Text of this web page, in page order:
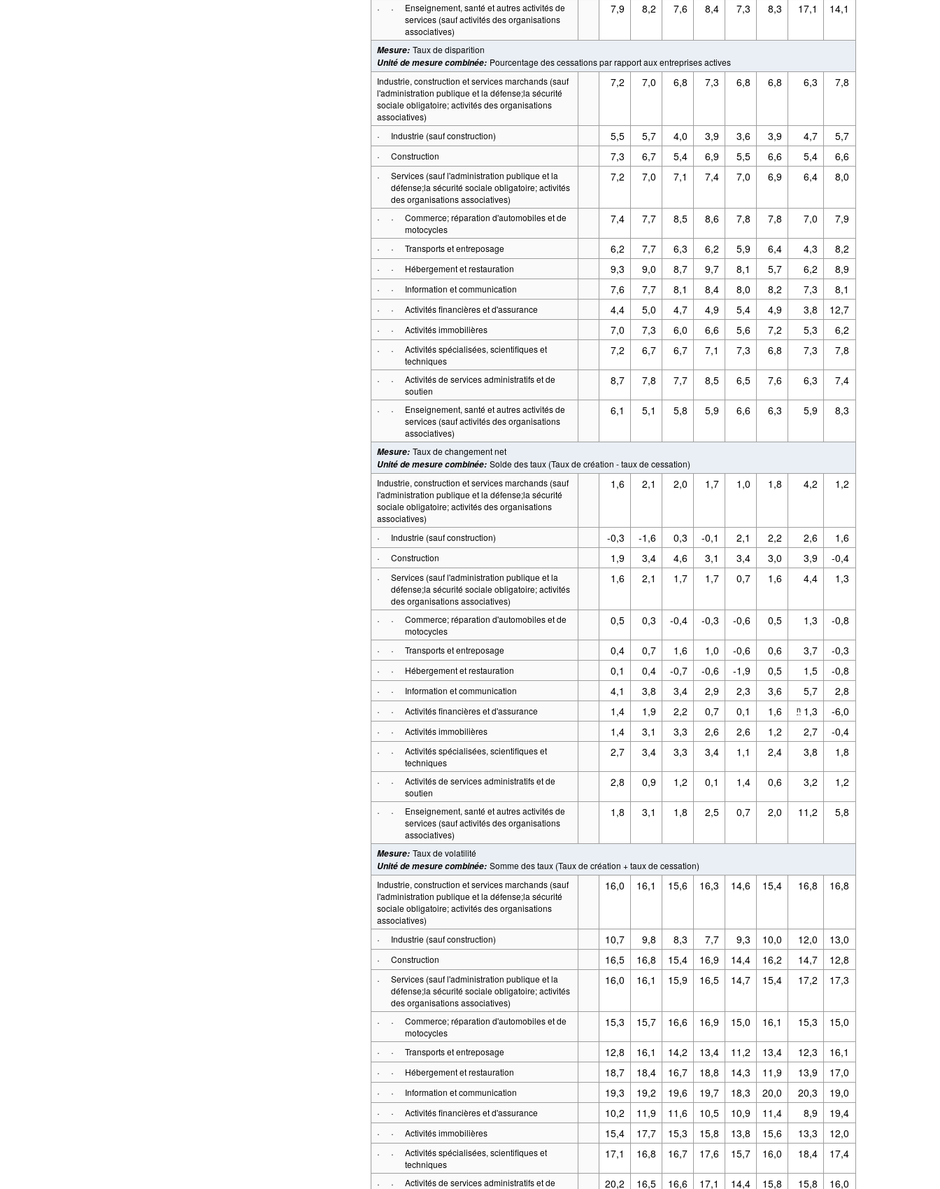
· ·
Enseignement, santé et autres activités de
services (sauf activités des organisations
associatives)
7,9 8,2 7,6 8,4 7,3 8,3 17,1 14,1
Mesure: Taux de disparition
Unité de mesure combinée: Pourcentage des cessations par rapport aux entreprises actives
Industrie, construction et services marchands (sauf
l'administration publique et la défense;la sécurité
sociale obligatoire; activités des organisations
associatives)
7,2 7,0 6,8 7,3 6,8 6,8 6,3 7,8
· Industrie (sauf construction) 5,5 5,7 4,0 3,9 3,6 3,9 4,7
5,7
·Construction 7,3 6,7 5,4 6,9 5,5 6,6 5,4
6,6
·Services (sauf l'administration publique et la
défense;la sécurité sociale obligatoire; activités
des organisations associatives)
7,2 7,0 7,1 7,4 7,0 6,9 6,4 8,0
· ·Commerce; réparation d'automobiles et de
motocycles
7,4 7,7 8,5 8,6 7,8 7,8 7,0 7,9
· ·Transports et entreposage 6,2 7,7 6,3 6,2 5,9 6,4 4,3
8,2
· · Hébergement et restauration 9,3 9,0 8,7 9,7 8,1 5,7 6,2
8,9
· · Information et communication 7,6 7,7 8,1 8,4 8,0 8,2 7,3
8,1
· ·Activités financières et d'assurance 4,4 5,0 4,7 4,9 5,4 4,9 3,8
12,7
· ·Activités immobilières 7,0 7,3 6,0 6,6 5,6 7,2 5,3
6,2
· ·Activités spécialisées, scientifiques et
techniques
7,2 6,7 6,7 7,1 7,3 6,8 7,3 7,8
· ·Activités de services administratifs et de
soutien
8,7 7,8 7,7 8,5 6,5 7,6 6,3 7,4
· ·
Enseignement, santé et autres activités de
services (sauf activités des organisations
associatives)
6,1 5,1 5,8 5,9 6,6 6,3 5,9 8,3
Mesure: Taux de changement net
Unité de mesure combinée: Solde des taux (Taux de création - taux de cessation)
Industrie, construction et services marchands (sauf
l'administration publique et la défense;la sécurité
sociale obligatoire; activités des organisations
associatives)
1,6 2,1 2,0 1,7 1,0 1,8 4,2 1,2
· Industrie (sauf construction) -0,3 -1,6 0,3 -0,1 2,1 2,2 2,6
1,6
·Construction 1,9 3,4 4,6 3,1 3,4 3,0 3,9
-0,4
·Services (sauf l'administration publique et la
défense;la sécurité sociale obligatoire; activités
des organisations associatives)
1,6 2,1 1,7 1,7 0,7 1,6 4,4 1,3
· ·Commerce; réparation d'automobiles et de
motocycles
0,5 0,3 -0,4 -0,3 -0,6 0,5 1,3 -0,8
· ·Transports et entreposage 0,4 0,7 1,6 1,0 -0,6 0,6 3,7
-0,3
· · Hébergement et restauration 0,1 0,4 -0,7 -0,6 -1,9 0,5 1,5
-0,8
· · Information et communication 4,1 3,8 3,4 2,9 2,3 3,6 5,7
2,8
· ·Activités financières et d'assurance 1,4 1,9 2,2 0,7 0,1 1,6 n 1,3
-6,0
· ·Activités immobilières 1,4 3,1 3,3 2,6 2,6 1,2 2,7
-0,4
· ·Activités spécialisées, scientifiques et
techniques
2,7 3,4 3,3 3,4 1,1 2,4 3,8 1,8
· ·Activités de services administratifs et de
soutien
2,8 0,9 1,2 0,1 1,4 0,6 3,2 1,2
· ·
Enseignement, santé et autres activités de
services (sauf activités des organisations
associatives)
1,8 3,1 1,8 2,5 0,7 2,0 11,2 5,8
Mesure: Taux de volatilité
Unité de mesure combinée: Somme des taux (Taux de création + taux de cessation)
Industrie, construction et services marchands (sauf
l'administration publique et la défense;la sécurité
sociale obligatoire; activités des organisations
associatives)
16,0 16,1 15,6 16,3 14,6 15,4 16,8 16,8
· Industrie (sauf construction) 10,7 9,8 8,3 7,7 9,3 10,0 12,0
13,0
·Construction 16,5 16,8 15,4 16,9 14,4 16,2 14,7
12,8
·Services (sauf l'administration publique et la
défense;la sécurité sociale obligatoire; activités
des organisations associatives)
16,0 16,1 15,9 16,5 14,7 15,4 17,2 17,3
· ·Commerce; réparation d'automobiles et de
motocycles
15,3 15,7 16,6 16,9 15,0 16,1 15,3 15,0
· ·Transports et entreposage 12,8 16,1 14,2 13,4 11,2 13,4 12,3
16,1
· · Hébergement et restauration 18,7 18,4 16,7 18,8 14,3 11,9 13,9
17,0
· · Information et communication 19,3 19,2 19,6 19,7 18,3 20,0 20,3
19,0
· ·Activités financières et d'assurance 10,2 11,9 11,6 10,5 10,9 11,4 8,9
19,4
· ·Activités immobilières 15,4 17,7 15,3 15,8 13,8 15,6 13,3
12,0
· ·Activités spécialisées, scientifiques et
techniques
17,1 16,8 16,7 17,6 15,7 16,0 18,4 17,4
· ·Activités de services administratifs et de
20,2 16,5 16,6 17,1 14,4 15,8 15,8 16,0